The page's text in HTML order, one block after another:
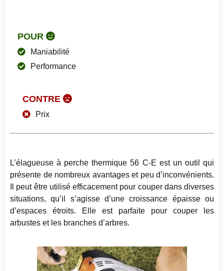
POUR
Maniabilité
Performance
CONTRE
Prix
L’élagueuse à perche thermique 56 C-E est un outil qui
présente de nombreux avantages et peu d’inconvénients.
Il peut être utilisé efficacement pour couper dans diverses
situations, qu’il s’agisse d’une croissance épaisse ou
d’espaces étroits. Elle est parfaite pour couper les
arbustes et les branches d’arbres.